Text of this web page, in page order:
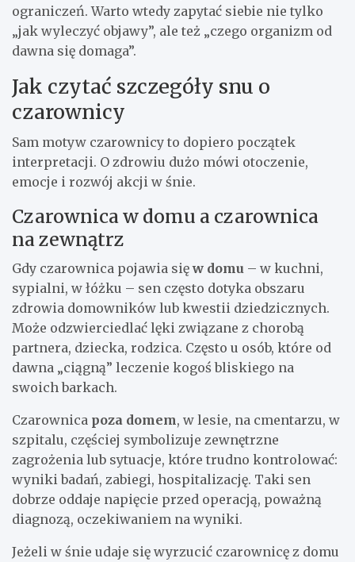
ograniczeń. Warto wtedy zapytać siebie nie tylko
„jak wyleczyć objawy”, ale też „czego organizm od
dawna się domaga”.
Jak czytać szczegóły snu o
czarownicy
Sam motyw czarownicy to dopiero początek
interpretacji. O zdrowiu dużo mówi otoczenie,
emocje i rozwój akcji w śnie.
Czarownica w domu a czarownica
na zewnątrz
Gdy czarownica pojawia sięw domu – w kuchni,
sypialni, w łóżku – sen często dotyka obszaru
zdrowia domowników lub kwestii dziedzicznych.
Może odzwierciedlać lęki związane z chorobą
partnera, dziecka, rodzica. Często u osób, które od
dawna „ciągną” leczenie kogoś bliskiego na
swoich barkach.
Czarownica poza domem, w lesie, na cmentarzu, w
szpitalu, częściej symbolizuje zewnętrzne
zagrożenia lub sytuacje, które trudno kontrolować:
wyniki badań, zabiegi, hospitalizację. Taki sen
dobrze oddaje napięcie przed operacją, poważną
diagnozą, oczekiwaniem na wyniki.
Jeżeli w śnie udaje się wyrzucić czarownicę z domu